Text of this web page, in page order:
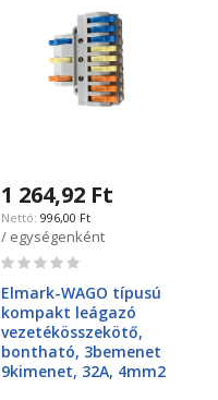
1 264,92 Ft
996,00 Ft
/ egységenként
Rating:
Elmark-WAGO típusú
kompakt leágazó
vezetékösszekötő,
bontható, 3bemenet
9kimenet, 32A, 4mm2